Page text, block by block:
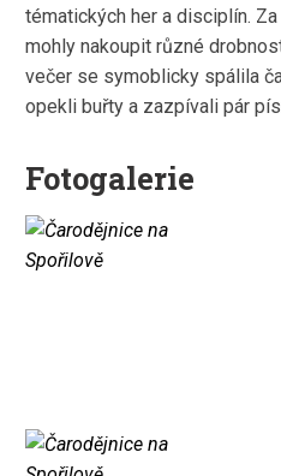
tématických her a disciplín.
mohly nakoupit různé
večer se symoblicky spálila
opekli buřty a zazpívali pár
Fotogalerie